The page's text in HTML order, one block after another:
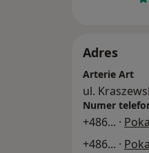
Adres
Arterie Art
ul.
Numer
+486... ·
+486... ·